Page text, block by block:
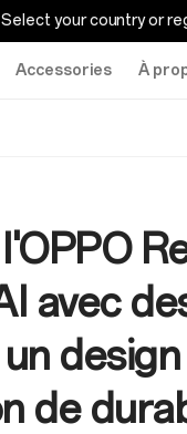
Select your country or
Accessories À
avec
de